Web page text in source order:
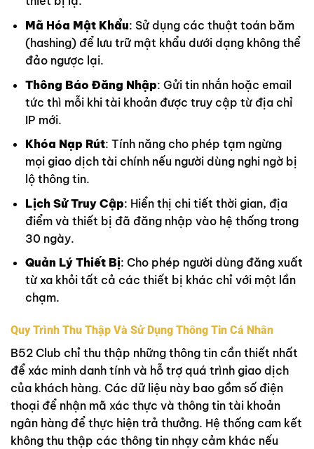
Mã Hóa Mật Khẩu: Sử dụng các thuật toán băm
(hashing) để lưu trữ mật khẩu dưới dạng không thể
đảo ngược lại.
Thông Báo Đăng Nhập: Gửi tin nhắn hoặc email
tức thì mỗi khi tài khoản được truy cập từ địa chỉ
IP mới.
Khóa Nạp Rút: Tính năng cho phép tạm ngừng
mọi giao dịch tài chính nếu người dùng nghi ngờ bị
lộ thông tin.
Lịch Sử Truy Cập: Hiển thị chi tiết thời gian, địa
điểm và thiết bị đã đăng nhập vào hệ thống trong
30 ngày.
Quản Lý Thiết Bị: Cho phép người dùng đăng xuất
từ xa khỏi tất cả các thiết bị khác chỉ với một lần
chạm.
Quy Trình Thu Thập Và Sử Dụng Thông Tin Cá Nhân
B52 Club chỉ thu thập những thông tin cần thiết nhất
để xác minh danh tính và hỗ trợ quá trình giao dịch
của khách hàng. Các dữ liệu này bao gồm số điện
thoại để nhận mã xác thực và thông tin tài khoản
ngân hàng để thực hiện trả thưởng. Hệ thống cam kết
không thu thập các thông tin nhạy cảm khác nếu